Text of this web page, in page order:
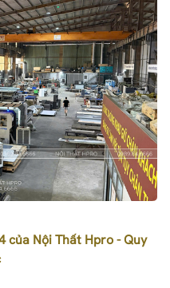
của Nội Thất Hpro - Quy